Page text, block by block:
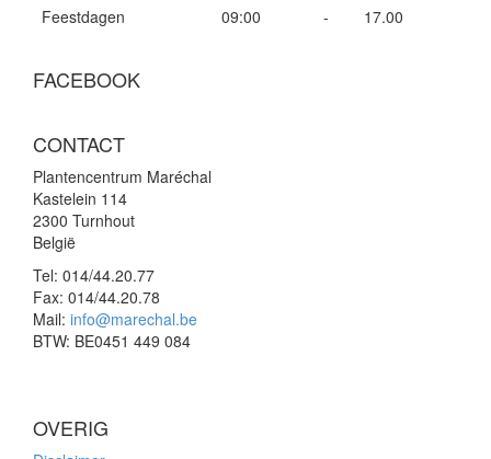
Feestdagen
09:00 - 17.00
FACEBOOK
CONTACT
Plantencentrum Maréchal
Kastelein 114
2300 Turnhout
België
Tel: 014/44.20.77
Fax: 014/44.20.78
Mail: info@marechal.be
BTW: BE0451 449 084
OVERIG